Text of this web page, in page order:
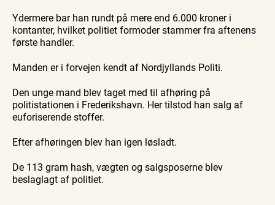
Ydermere bar han rundt på mere end 6.000 kroner i
kontanter, hvilket politiet formoder stammer fra aftenens
første handler.
Manden er i forvejen kendt af Nordjyllands Politi.
Den unge mand blev taget med til afhøring på
politistationen i Frederikshavn. Her tilstod han salg af
euforiserende stoffer.
Efter afhøringen blev han igen løsladt.
De 113 gram hash, vægten og salgsposerne blev
beslaglagt af politiet.